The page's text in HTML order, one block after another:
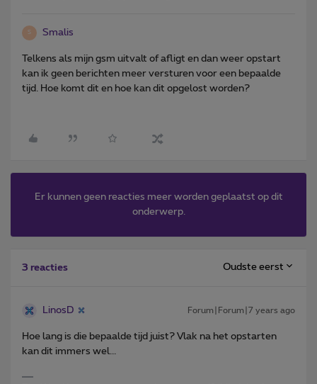
S Smalis
Telkens als mijn gsm uitvalt of afligt en dan weer opstart
kan ik geen berichten meer versturen voor een bepaalde
tijd. Hoe komt dit en hoe kan dit opgelost worden?
Er kunnen geen reacties meer worden geplaatst op dit
onderwerp.
3 reacties Oudste eerst
LinosD Forum|Forum|7 years ago
Hoe lang is die bepaalde tijd juist? Vlak na het opstarten
kan dit immers wel...